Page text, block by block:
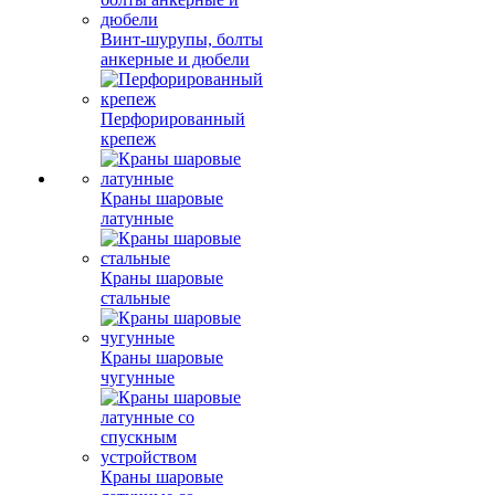
Винт-шурупы, болты
анкерные и дюбели
Перфорированный
крепеж
Краны шаровые
латунные
Краны шаровые
стальные
Краны шаровые
чугунные
Краны шаровые